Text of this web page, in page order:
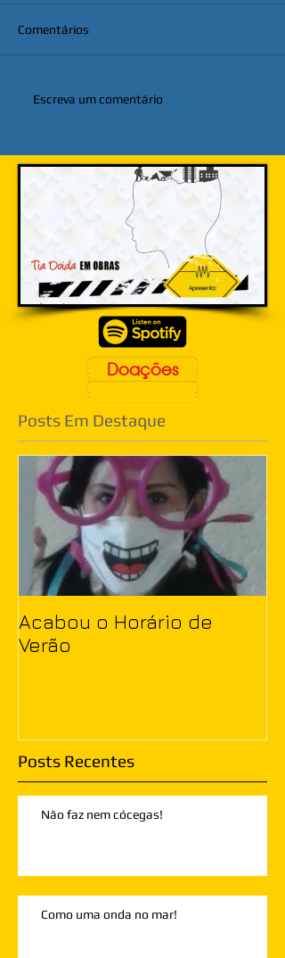
Comentários
Escreva um comentário
Doações
Posts Em Destaque
Acabou o Horário de
Verão
Posts Recentes
Não faz nem cócegas!
Como uma onda no mar!